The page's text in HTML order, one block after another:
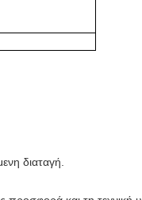
διαταγή.